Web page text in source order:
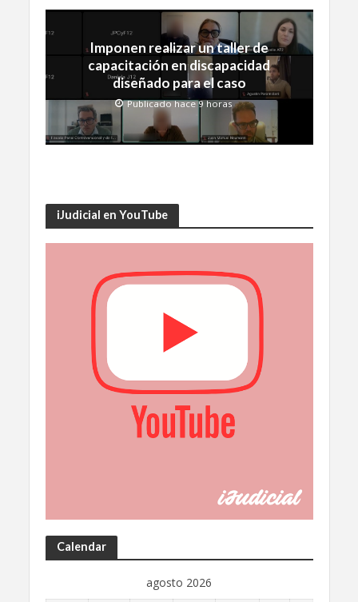
Imponen realizar un taller de
capacitación en discapacidad
diseñado para el caso
Publicado hace 9 horas
iJudicial en YouTube
Calendar
agosto 2026